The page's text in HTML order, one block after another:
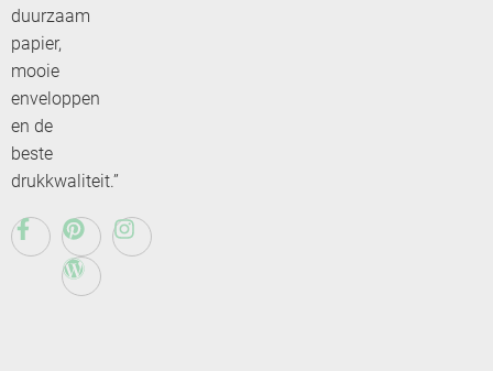
duurzaam
papier,
mooie
enveloppen
en de
beste
drukkwaliteit.”